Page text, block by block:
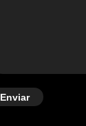
Enviar